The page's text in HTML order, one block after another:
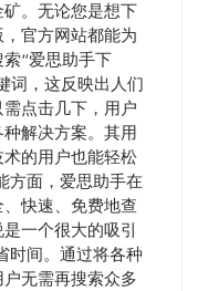
。无论您是想下
官方网站都能为
“爱思助手下
词，这反映出人们
点击几下，用户
解决方案。其用
的用户也能轻松
方面，爱思助手在
快速、免费地查
一个很大的吸引
时间。通过将各种
无需再搜索众多